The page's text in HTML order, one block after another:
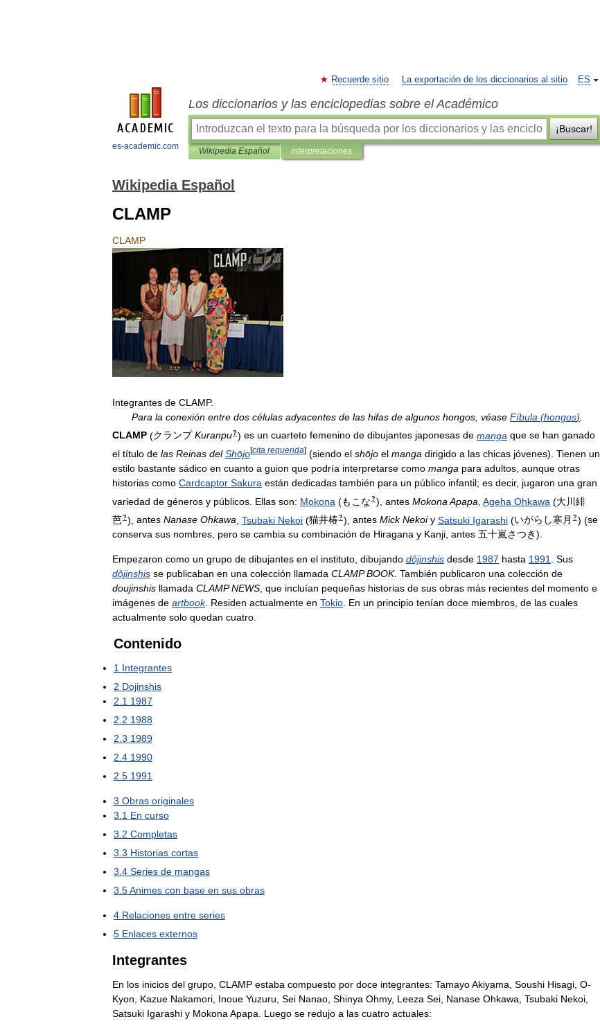
es-academic.com
ES
Recuerde sitio La exportación de los diccionarios al sitio
Los diccionarios y las enciclopedias sobre el Académico
¡Buscar!
Wikipedia Español interpretaciones
Wikipedia Español
CLAMP
CLAMP
Integrantes de CLAMP.
Para la conexión entre dos células adyacentes de las hifas de algunos hongos véase Fíbula (hongos)
CLAMP (クランプ Kuranpu? ) es un cuarteto femenino de dibujantes japonesas de manga que se han ganado
el título de las Reinas del Shōjo[cita requerida] (siendo el shōjo el manga dirigido a las chicas jóvenes). Tienen un
estilo bastante sádico en cuanto a guion que podría interpretarse como manga para adultos aunque otras
historias como Cardcaptor Sakura están dedicadas también para un público infantil; es decir, jugaron una gran
variedad de géneros y públicos Ellas son: Mokona (もこな ? ) antes Mokona Apapa Ageha Ohkawa (大川緋
芭? ) antes Nanase Ohkawa, Tsubaki Nekoi (猫井椿? ) antes Mick Nekoi y Satsuki Igarashi (いがらし寒月 ? ) (se
conserva sus nombres, pero se cambia su combinación de Hiragana y Kanji, antes 五十嵐さつき).
Empezaron como un grupo de dibujantes en el instituto, dibujando dôjinshis desde 1987 hasta 1991. Sus
dôjinshis se publicaban en una colección llamada CLAMP BOOK. También publicaron una colección de
doujinshis llamada CLAMP NEWS, que incluían pequeñas historias de sus obras más recientes del momento e
imágenes de artbook. Residen actualmente en Tokio. En un principio tenían doce miembros, de las cuales
actualmente solo quedan cuatro.
Contenido
1 Integrantes
2 Dojinshis
2.1 1987
2.2 1988
2.3 1989
2.4 1990
2.5 1991
3 Obras originales
3.1 En curso
3.2 Completas
3.3 Historias cortas
3.4 Series de mangas
3.5Animes con base en sus obras
4 Relaciones entre series
5 Enlaces externos
Integrantes
En los inicios del grupo, CLAMP estaba compuesto por doce integrantes: TamayoAkiyama, Soushi Hisagi, O-
Kyon, Kazue Nakamori, Inoue Yuzuru, Sei Nanao, Shinya Ohmy, Leeza Sei, Nanase Ohkawa, Tsubaki Nekoi,
Satsuki Igarashi y MokonaApapa. Luego se redujo a las cuatro actuales: